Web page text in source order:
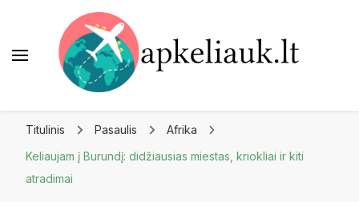
Titulinis Pasaulis
Afrika
Keliaujam į Burundį: didžiausias miestas, kriokliai ir kiti
atradimai